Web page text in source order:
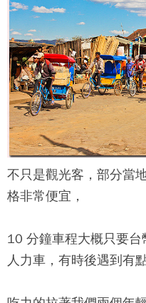
不只是觀光客，部分當
格非常便宜，
10 分鐘車程大概只要
人力車，有時後遇到有